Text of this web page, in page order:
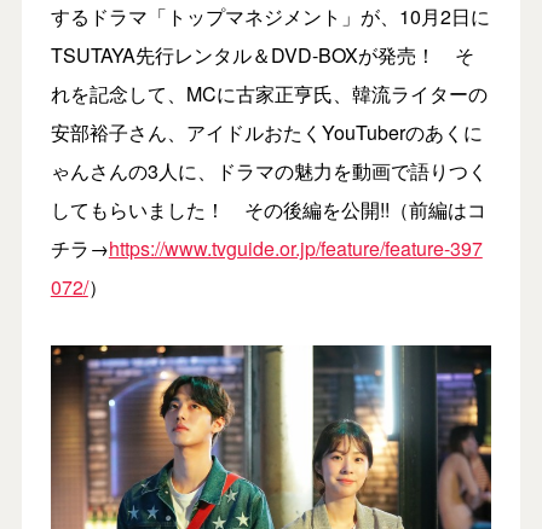
するドラマ「トップマネジメント」が、10月2日に
TSUTAYA先行レンタル＆DVD-BOXが発売！ そ
れを記念して、MCに古家正亨氏、韓流ライターの
安部裕子さん、アイドルおたくYouTuberのあくに
ゃんさんの3人に、ドラマの魅力を動画で語りつく
してもらいました！ その後編を公開!!（前編はコ
チラ→https://www.tvguide.or.jp/feature/feature-397
072/）